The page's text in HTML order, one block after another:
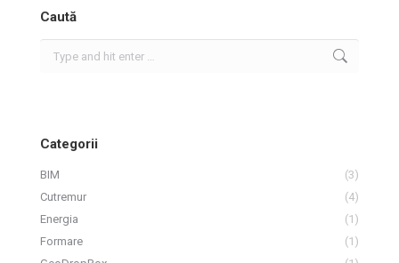
Caută
Categorii
BIM
(3)
Cutremur
(4)
Energia
(1)
Formare
(1)